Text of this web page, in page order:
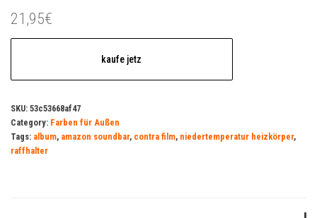
21,95€
kaufe jetz
SKU: 53c53668af47
Category: Farben für Außen
Tags: album, amazon soundbar, contra film, niedertemperatur heizkörper,
raffhalter